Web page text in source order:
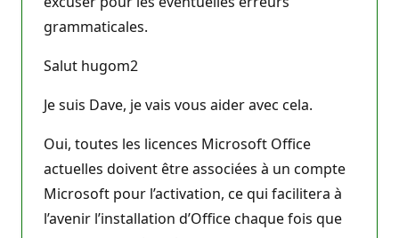
p
a
o
grammaticales.
Salut hugom2
Je suis Dave, je vais vous aider avec cela.
Oui, toutes les licences Microsoft Office
actuelles doivent être associées à un compte
Microsoft pour l’activation, ce qui facilitera à
l’avenir l’installation d’Office chaque fois que